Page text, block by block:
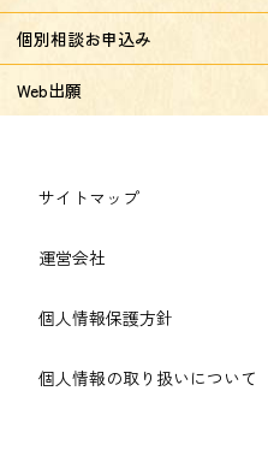
個別相談お申込み
Web出願
サイトマップ
運営会社
個人情報保護方針
個人情報の取り扱いについて